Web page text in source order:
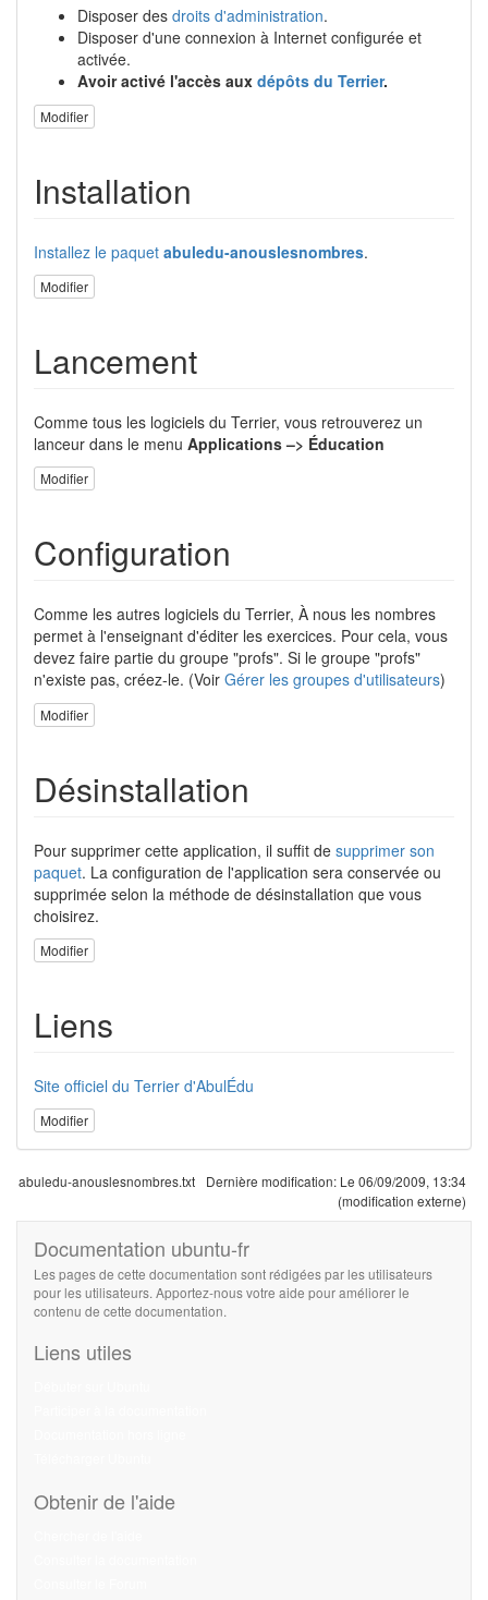
Disposer des droits d'administration.
Disposer d'une connexion à Internet configurée et
activée.
Avoir activé l'accès aux dépôts du Terrier.
Modifier
Installation
Installez le paquet abuledu-anouslesnombres.
Modifier
Lancement
Comme tous les logiciels du Terrier, vous retrouverez un
lanceur dans le menu Applications –> Éducation
Modifier
Configuration
Comme les autres logiciels du Terrier, À nous les nombres
permet à l'enseignant d'éditer les exercices. Pour cela, vous
devez faire partie du groupe "profs". Si le groupe "profs"
n'existe pas, créez-le. (Voir Gérer les groupes d'utilisateurs)
Modifier
Désinstallation
Pour supprimer cette application, il suffit de supprimer son
paquet. La configuration de l'application sera conservée ou
supprimée selon la méthode de désinstallation que vous
choisirez.
Modifier
Liens
Site officiel du Terrier d'AbulÉdu
Modifier
abuledu-anouslesnombres.txt Dernière modification: Le 06/09/2009, 13:34
(modification externe)
Documentation ubuntu-fr
Les pages de cette documentation sont rédigées par les utilisateurs
pour les utilisateurs. Apportez-nous votre aide pour améliorer le
contenu de cette documentation.
Liens utiles
Obtenir de l'aide